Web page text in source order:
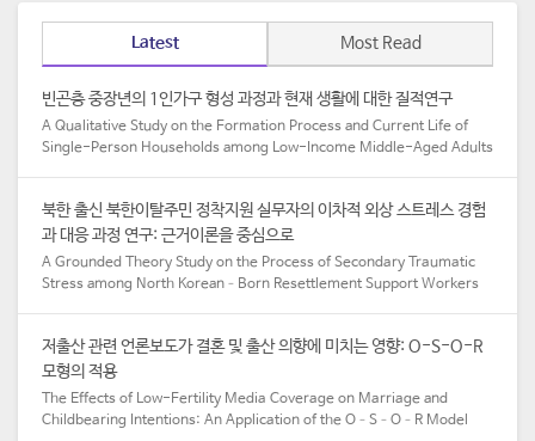
Latest Most Read
빈곤층 중장년의 1인가구 형성 과정과 현재 생활에 대한 질적연구
A Qualitative Study on the Formation Process and Current Life of
Single-Person Households among Low-Income Middle-Aged Adults​
북한 출신 북한이탈주민 정착지원 실무자의 이차적 외상 스트레스 경험
과 대응 과정 연구: 근거이론을 중심으로
A Grounded Theory Study on the Process of Secondary Traumatic
Stress among North Korean–Born Resettlement Support Workers
저출산 관련 언론보도가 결혼 및 출산 의향에 미치는 영향: O-S-O-R
모형의 적용
The Effects of Low-Fertility Media Coverage on Marriage and
Childbearing Intentions: An Application of the O–S–O–R Model